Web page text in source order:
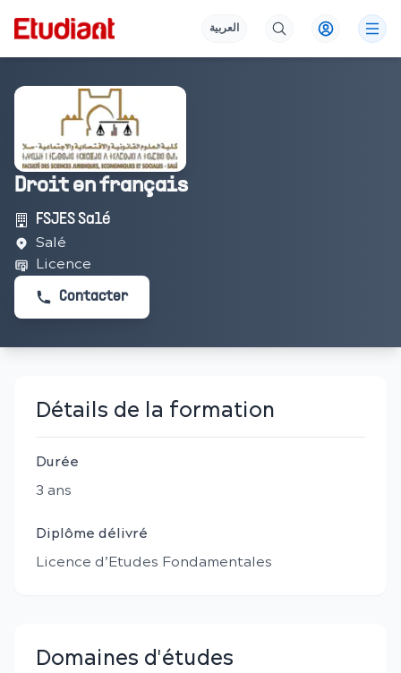
العربية
Droit en français
FSJES Salé
Salé
Licence
Contacter
Détails de la formation
Durée
3 ans
Diplôme délivré
Licence d’Etudes Fondamentales
Domaines d'études